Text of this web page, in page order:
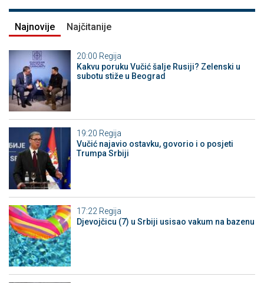
Najnovije Najčitanije
20:00 Regija
Kakvu poruku Vučić šalje Rusiji? Zelenski u
subotu stiže u Beograd
19:20 Regija
Vučić najavio ostavku, govorio i o posjeti
Trumpa Srbiji
17:22 Regija
Djevojčicu (7) u Srbiji usisao vakum na bazenu